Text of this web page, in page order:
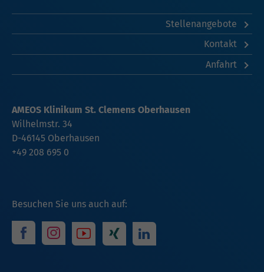
Stellenangebote
Kontakt
Anfahrt
Besuchen Sie uns auch auf:
AMEOS Klinikum St. Clemens Oberhausen
Wilhelmstr. 34
D-46145 Oberhausen
+49 208 695 0